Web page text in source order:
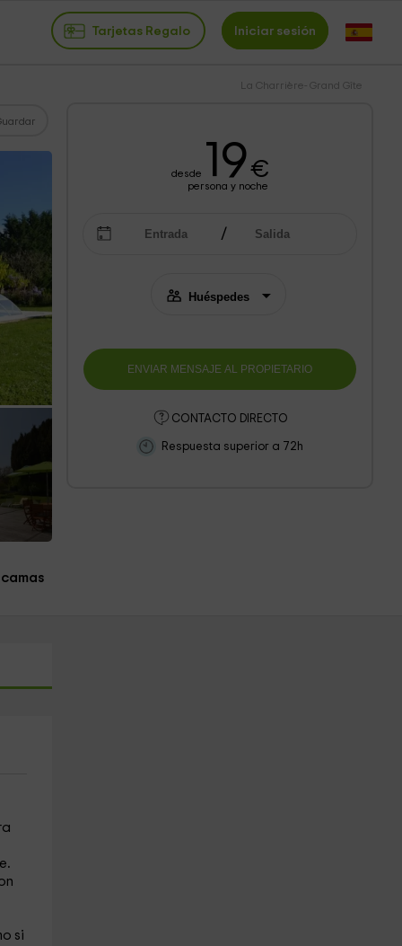
Tarjetas Regalo Iniciar sesión
La Charrière- Grand Gîte
desde 19€
persona y noche
CONTACTO DIRECTO
Respuesta superior a 72h
camas
.
si